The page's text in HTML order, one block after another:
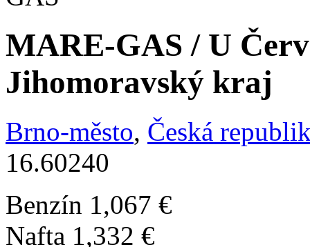
MARE-GAS / U
Jihomoravský kraj
Brno-město, Česká
16.60240
Benzín 1,067 €
Nafta 1,332 €